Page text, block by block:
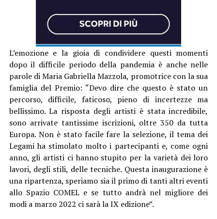
L’emozione e la gioia di condividere questi momenti
dopo il difficile periodo della pandemia è anche nelle
parole di Maria Gabriella Mazzola, promotrice con la sua
famiglia del Premio: “Devo dire che questo è stato un
percorso, difficile, faticoso, pieno di incertezze ma
bellissimo. La risposta degli artisti è stata incredibile,
sono arrivate tantissime iscrizioni, oltre 350 da tutta
Europa. Non è stato facile fare la selezione, il tema dei
Legami ha stimolato molto i partecipanti e, come ogni
anno, gli artisti ci hanno stupito per la varietà dei loro
lavori, degli stili, delle tecniche. Questa inaugurazione è
una ripartenza, speriamo sia il primo di tanti altri eventi
allo Spazio COMEL e se tutto andrà nel migliore dei
modi a marzo 2022 ci sarà la IX edizione”.